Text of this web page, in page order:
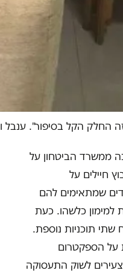
זה החלק הקל בסיפור".
ממשרד הביטחון על
חיילים על
שמתאימים להם
למימון כלשהו. כעת
תוכניות נוספת.
על הספקטרום
לשוק התעסוקה